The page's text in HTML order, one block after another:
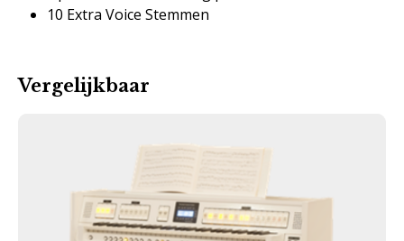
10 Extra Voice Stemmen
Vergelijkbaar